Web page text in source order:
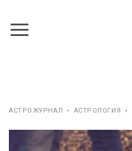
АСТРОЖУРНАЛ • АСТРОЛОГИЯ •